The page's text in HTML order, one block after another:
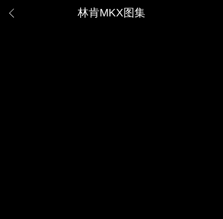
林肯MKX图集